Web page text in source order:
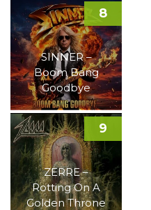
SINNER –
Boom Bang
Goodbye
8
ZERRE –
Rotting On A
Golden Throne
9